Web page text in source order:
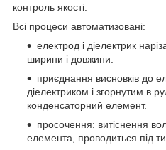
контроль якості.
Всі процеси автоматизовані:
електрод і діелектрик
ширини і довжини.
приєднання висновків до
діелектриком і згорнутим в
конденсаторний елемент.
просочення: витіснення
елемента, проводиться під